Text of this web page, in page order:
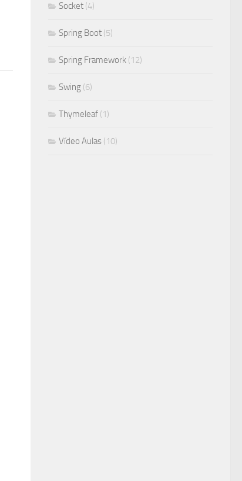
Socket (4)
Spring Boot (5)
Spring Framework (12)
Swing (6)
Thymeleaf (1)
Vídeo Aulas (10)